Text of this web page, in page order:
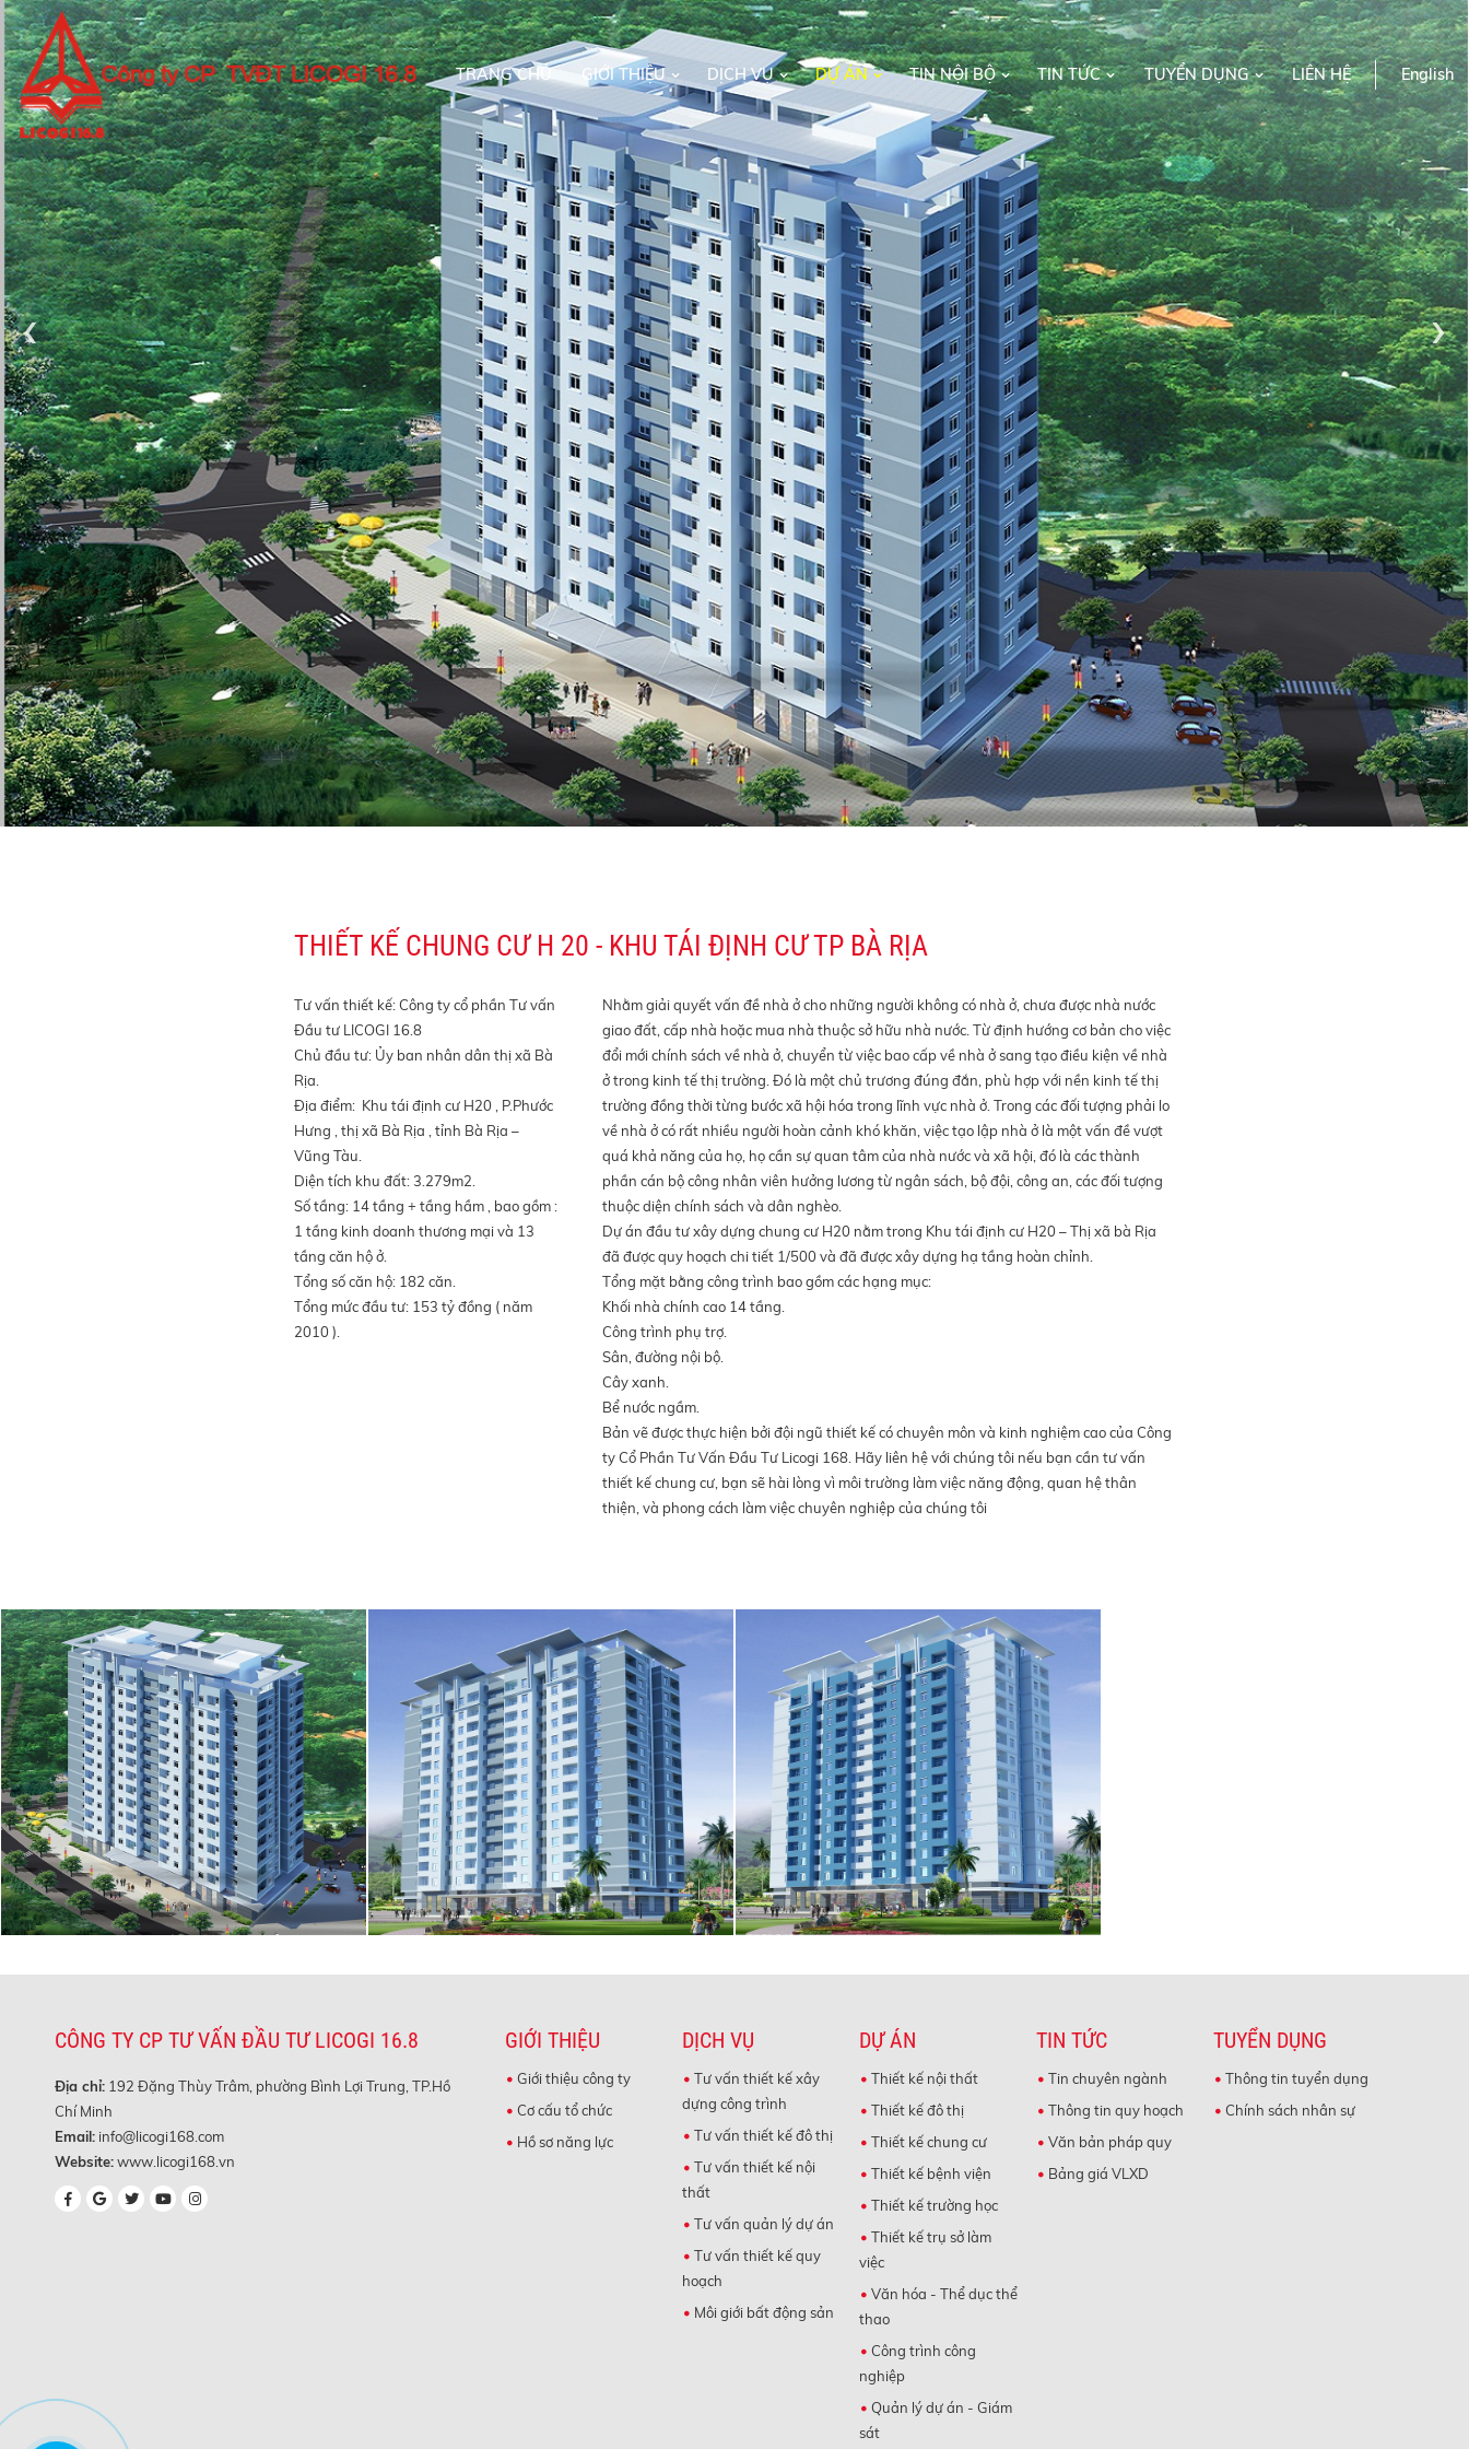
TRANG CHỦ GIỚI THIỆU DỊCH VỤ DỰ ÁN TIN NỘI BỘ TIN TỨC TUYỂN DỤNG LIÊN HỆ English
‹ ›
THIẾT KẾ CHUNG CƯ H 20 - KHU TÁI ĐỊNH CƯ TP BÀ RỊA
Tư vấn thiết kế: Công ty cổ phần Tư vấn
Đầu tư LICOGI 16.8
Chủ đầu tư: Ủy ban nhân dân thị xã Bà
Rịa.
Địa điểm: Khu tái định cư H20 , P.Phước
Hưng , thị xã Bà Rịa , tỉnh Bà Rịa –
Vũng Tàu.
Diện tích khu đất: 3.279m2.
Số tầng: 14 tầng + tầng hầm , bao gồm :
1 tầng kinh doanh thương mại và 13
tầng căn hộ ở.
Tổng số căn hộ: 182 căn.
Tổng mức đầu tư: 153 tỷ đồng ( năm
2010 ).
Nhằm giải quyết vấn đề nhà ở cho những người không có nhà ở, chưa được nhà nước
giao đất, cấp nhà hoặc mua nhà thuộc sở hữu nhà nước. Từ định hướng cơ bản cho việc
đổi mới chính sách về nhà ở, chuyển từ việc bao cấp về nhà ở sang tạo điều kiện về nhà
ở trong kinh tế thị trường. Đó là một chủ trương đúng đắn, phù hợp với nền kinh tế thị
trường đồng thời từng bước xã hội hóa trong lĩnh vực nhà ở. Trong các đối tượng phải lo
về nhà ở có rất nhiều người hoàn cảnh khó khăn, việc tạo lập nhà ở là một vấn đề vượt
quá khả năng của họ, họ cần sự quan tâm của nhà nước và xã hội, đó là các thành
phần cán bộ công nhân viên hưởng lương từ ngân sách, bộ đội, công an, các đối tượng
thuộc diện chính sách và dân nghèo.
Dự án đầu tư xây dựng chung cư H20 nằm trong Khu tái định cư H20 – Thị xã bà Rịa
đã được quy hoạch chi tiết 1/500 và đã được xây dựng hạ tầng hoàn chỉnh.
Tổng mặt bằng công trình bao gồm các hạng mục:
Khối nhà chính cao 14 tầng.
Công trình phụ trợ.
Sân, đường nội bộ.
Cây xanh.
Bể nước ngầm.
Bản vẽ được thực hiện bởi đội ngũ thiết kế có chuyên môn và kinh nghiệm cao của Công
ty Cổ Phần Tư Vấn Đầu Tư Licogi 168. Hãy liên hệ với chúng tôi nếu bạn cần tư vấn
thiết kế chung cư, bạn sẽ hài lòng vì môi trường làm việc năng động, quan hệ thân
thiện, và phong cách làm việc chuyên nghiệp của chúng tôi
CÔNG TY CP TƯ VẤN ĐẦU TƯ LICOGI 16.8
Địa chỉ: 192 Đặng Thùy Trâm, phường Bình Lợi Trung, TP.Hồ
Chí Minh
Email: info@licogi168.com
Website:www.licogi168.vn
GIỚI THIỆU
Giới thiệu công ty
Cơ cấu tổ chức
Hồ sơ năng lực
DỊCH VỤ
Tư vấn thiết kế xây
dựng công trình
Tư vấn thiết kế đô thị
Tư vấn thiết kế nội
thất
Tư vấn quản lý dự án
Tư vấn thiết kế quy
hoạch
Môi giới bất động sản
DỰ ÁN
Thiết kế nội thất
Thiết kế đô thị
Thiết kế chung cư
Thiết kế bệnh viện
Thiết kế trường học
Thiết kế trụ sở làm
việc
Văn hóa - Thể dục thể
thao
Công trình công
nghiệp
Quản lý dự án - Giám
sát
TIN TỨC
Tin chuyên ngành
Thông tin quy hoạch
Văn bản pháp quy
Bảng giá VLXD
TUYỂN DỤNG
Thông tin tuyển dụng
Chính sách nhân sự